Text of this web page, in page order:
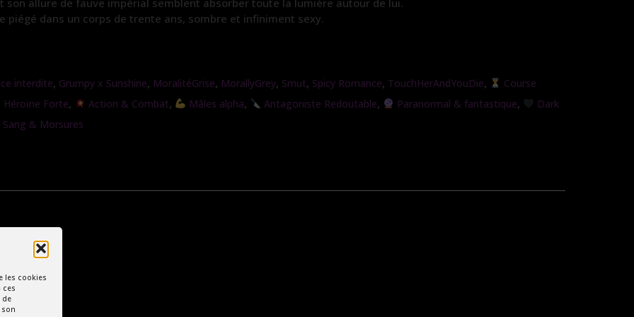
les cookies
ces
de
piégé dans un corps de trente ans, sombre et infiniment sexy.
interdite, Grumpy x Sunshine, MoralitéGrise, MorallyGrey, Smut, Spicy Romance, TouchHerAndYouDie,
Course
Héroïne Forte, Action & Combat, Mâles alpha, Antagoniste Redoutable, Paranormal & fantastique,
Dark
Sang & Morsures